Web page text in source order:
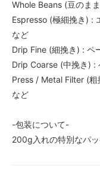
Whole Beans (豆のま
Espresso (極細挽き) :
など
Drip Fine (細挽き) : ペ
Drip Coarse (中挽き) :
Press / Metal Filter (粗
など
-包装について-
200g入れの特別なパッ